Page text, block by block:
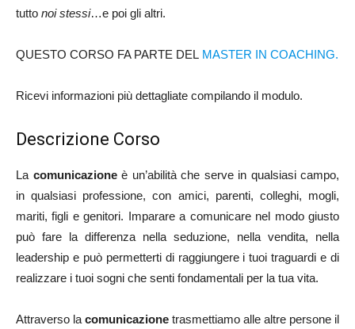
tutto noi stessi…e poi gli altri.
QUESTO CORSO FA PARTE DEL MASTER IN COACHING.
Ricevi informazioni più dettagliate compilando il modulo.
Descrizione Corso
La comunicazioneè un’abilità che serve in qualsiasi campo,
in qualsiasi professione, con amici, parenti, colleghi, mogli,
mariti, figli e genitori. Imparare a comunicare nel modo giusto
può fare la differenza nella seduzione, nella vendita, nella
leadership e può permetterti di raggiungere i tuoi traguardi e di
realizzare i tuoi sogni che senti fondamentali per la tua vita.
Attraverso la comunicazione trasmettiamo alle altre persone il